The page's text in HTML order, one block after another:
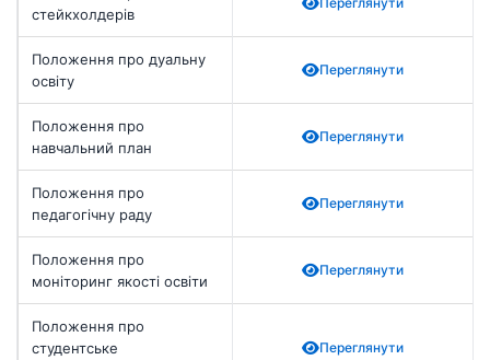
стейкхолдерів
Положення про дуальну
освіту
Переглянути
Положення про
навчальний план
Переглянути
Положення про
педагогічну раду
Переглянути
Положення про
моніторинг якості освіти
Переглянути
Положення про
студентське
Переглянути